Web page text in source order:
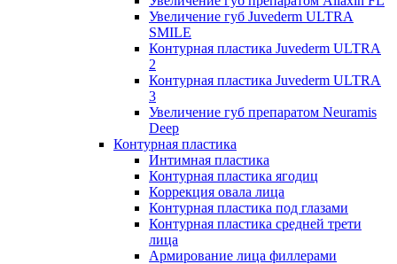
Увеличение губ Juvederm ULTRA
SMILE
Контурная пластика Juvederm ULTRA
2
Контурная пластика Juvederm ULTRA
3
Увеличение губ препаратом Neuramis
Deep
Контурная пластика
Интимная пластика
Контурная пластика ягодиц
Коррекция овала лица
Контурная пластика под глазами
Контурная пластика средней трети
лица
Армирование лица филлерами